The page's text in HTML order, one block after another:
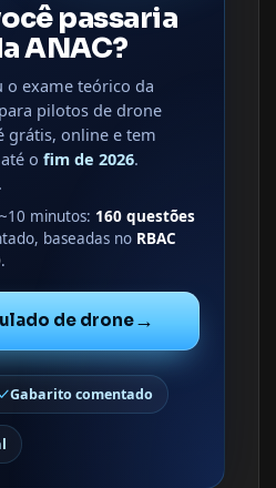
passaria
ANAC?
o exame teórico da
para pilotos de drone
grátis, online e tem
o fim de 2026.
minutos: 160 questões
baseadas no RBAC
.
de drone→
Gabarito comentado